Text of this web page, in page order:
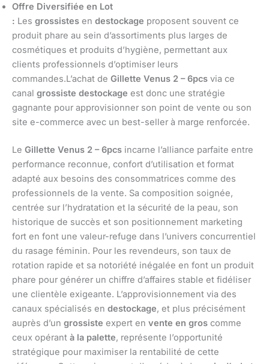
Offre Diversifiée en Lot
: Les grossistes en destockage proposent souvent ce
produit phare au sein d’assortiments plus larges de
cosmétiques et produits d’hygiène, permettant aux
clients professionnels d’optimiser leurs
commandes.L’achat de Gillette Venus 2 – 6pcs via ce
canal grossiste destockage est donc une stratégie
gagnante pour approvisionner son point de vente ou son
site e-commerce avec un best-seller à marge renforcée.
Le Gillette Venus 2 – 6pcs incarne l’alliance parfaite entre
performance reconnue, confort d’utilisation et format
adapté aux besoins des consommatrices comme des
professionnels de la vente. Sa composition soignée,
centrée sur l’hydratation et la sécurité de la peau, son
historique de succès et son positionnement marketing
fort en font une valeur-refuge dans l’univers concurrentiel
du rasage féminin. Pour les revendeurs, son taux de
rotation rapide et sa notoriété inégalée en font un produit
phare pour générer un chiffre d’affaires stable et fidéliser
une clientèle exigeante. L’approvisionnement via des
canaux spécialisés en destockage, et plus précisément
auprès d’un grossiste expert en vente en gros comme
ceux opérant à la palette, représente l’opportunité
stratégique pour maximiser la rentabilité de cette